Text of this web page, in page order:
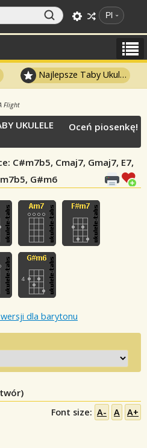
Pl
Najlepsze Taby Ukulele
Flight
UKULELE
: C#m7b5, Cmaj7, Gmaj7, E7,
G#m6
Oceń piosenkę!
dla barytonu
Font size: A- A A+